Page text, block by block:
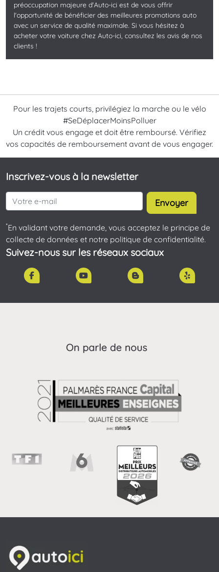
préoccupation majeure d'Auto-ici est de vous offrir
l'opportunité de bénéficier des meilleures promotions auto
avec un service de qualité maximale. Si vous hésitez à
acheter votre voiture chez Auto-ici, consultez les avis de nos
clients !
Pour les trajets courts, privilégiez la marche ou le vélo
#SeDéplacerMoinsPolluer
Un crédit vous engage et doit être remboursé. Vérifiez
vos capacités de remboursement avant de vous engager.
Inscrivez-vous à la newsletter
Envoyer
*En validant votre demande, vous acceptez le principe de
collecte de données et notre politique de confidentialité.
Suivez-nous sur les réseaux sociaux